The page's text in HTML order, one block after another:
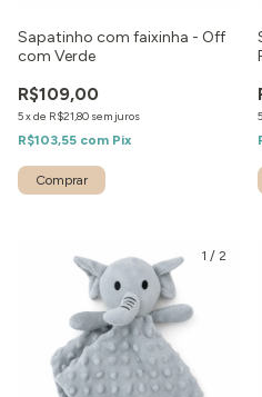
Sapatinho com faixinha - Off
com Verde
R$109,00
5xde R$21,80 sem juros
R$103,55 com Pix
5
1 / 2